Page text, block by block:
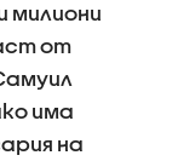
милиони
от
има
на